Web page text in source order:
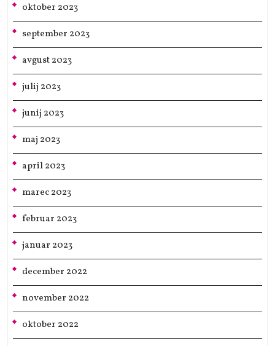
oktober 2023
september 2023
avgust 2023
julij 2023
junij 2023
maj 2023
april 2023
marec 2023
februar 2023
januar 2023
december 2022
november 2022
oktober 2022